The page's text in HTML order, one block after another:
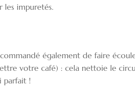
les impuretés.
également de faire
votre café) : cela nettoie le
parfait !